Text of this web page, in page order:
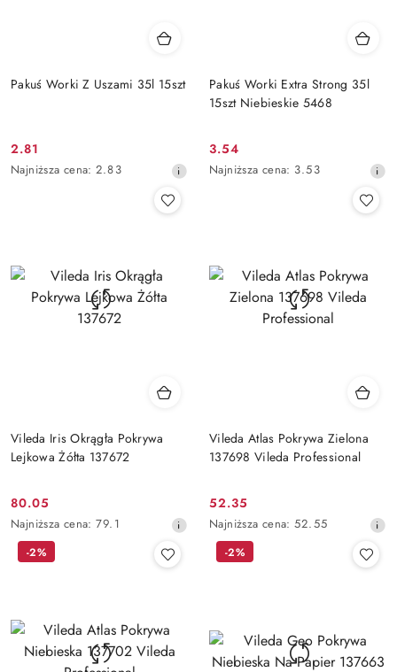
Pakuś Worki Z Uszami 35l 15szt
Cena
promocyjna:
2.81
Najniższa
obniżką
Najniższa cena: 2.83
Pakuś Worki Extra Strong 35l
15szt Niebieskie 5468
Cena
promocyjna:
3.54
Najniższa
obniżką
Najniższa cena: 3.53
Vileda Iris Okrągła Pokrywa
Lejkowa Żółta 137672
Cena
promocyjna:
80.05
Najniższa
cena
obniżką
Najniższa cena: 79.1
Vileda Atlas Pokrywa Zielona
137698 Vileda Professional
Cena
promocyjna:
52.35
Najniższa
cena
Najniższa cena: 52.55
-2% -2%